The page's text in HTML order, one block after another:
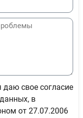
свое согласие
в
от 27.07.2006